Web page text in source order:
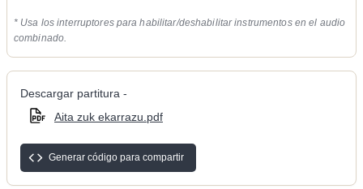
* Usa los interruptores para habilitar/deshabilitar instrumentos en el audio
combinado.
Descargar partitura -
Aita zuk ekarrazu.pdf
Generar código para compartir